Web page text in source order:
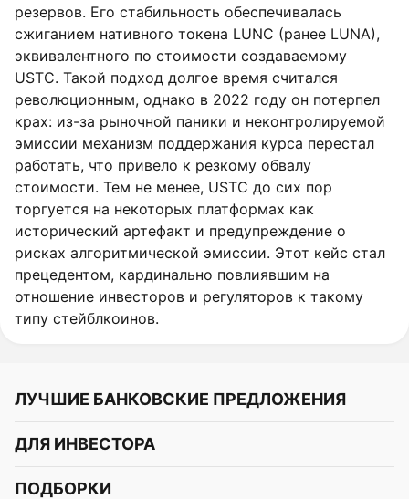
резервов. Его стабильность обеспечивалась
сжиганием нативного токена LUNC (ранее LUNA),
эквивалентного по стоимости создаваемому
USTC. Такой подход долгое время считался
революционным, однако в 2022 году он потерпел
крах: из-за рыночной паники и неконтролируемой
эмиссии механизм поддержания курса перестал
работать, что привело к резкому обвалу
стоимости. Тем не менее, USTC до сих пор
торгуется на некоторых платформах как
исторический артефакт и предупреждение о
рисках алгоритмической эмиссии. Этот кейс стал
прецедентом, кардинально повлиявшим на
отношение инвесторов и регуляторов к такому
типу стейблкоинов.
ЛУЧШИЕ БАНКОВСКИЕ ПРЕДЛОЖЕНИЯ
Альфа-Банк
ДЛЯ ИНВЕСТОРА
Курс акций
ПОДБОРКИ